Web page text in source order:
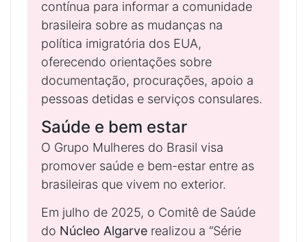
contínua para informar a comunidade
brasileira sobre as mudanças na
política imigratória dos EUA,
oferecendo orientações sobre
documentação, procurações, apoio a
pessoas detidas e serviços consulares.
Saúde e bem estar
O Grupo Mulheres do Brasil visa
promover saúde e bem-estar entre as
brasileiras que vivem no exterior.
Em julho de 2025, o Comitê de Saúde
do Núcleo Algarve realizou a “Série